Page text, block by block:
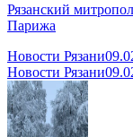
Рязанский
Парижа
Новости Рязани
Новости Рязани